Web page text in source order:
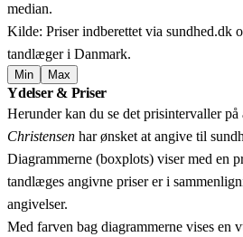
median.
Kilde: Priser indberettet via sundhed.dk
tandlæger i Danmark.
Min Max
+
−
Ydelser & Priser
Herunder kan du se det prisintervaller på
Christensen har ønsket at angive til
Diagrammerne (boxplots) viser med en
tandlæges angivne priser er i
angivelser.
Med farven bag diagrammerne vises en